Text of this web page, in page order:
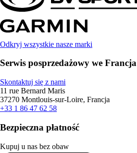
Odkryj wszystkie nasze marki
Serwis posprzedażowy we Francja
Skontaktuj się z nami
11 rue Bernard Maris
37270 Montlouis-sur-Loire, Francja
+33 1 86 47 62 58
Bezpieczna płatność
Kupuj u nas bez obaw